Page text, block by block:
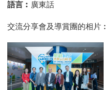
語言︰ 廣東話
交流分享會及導賞團的相片︰